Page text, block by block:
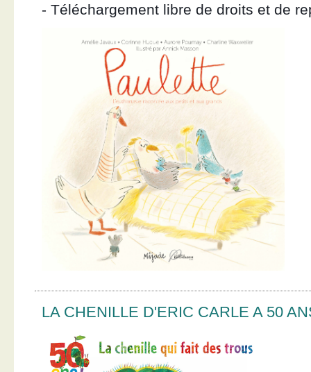
- Téléchargement libre de droits et de
LA CHENILLE D'ERIC CARLE A 50